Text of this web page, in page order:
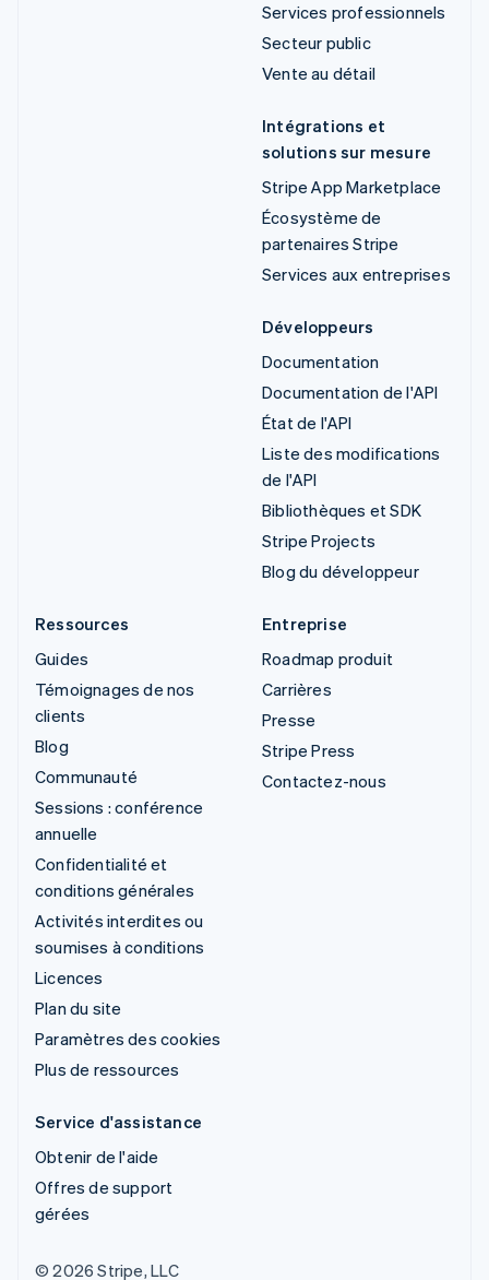
Services professionnels
Secteur public
Vente au détail
Intégrations et
solutions sur mesure
Stripe App Marketplace
Écosystème de
partenaires Stripe
Services aux entreprises
Développeurs
Documentation
Documentation de l'API
État de l'API
Liste des modifications
de l'API
Bibliothèques et SDK
Stripe Projects
Blog du développeur
Ressources
Guides
Témoignages de nos
clients
Blog
Communauté
Sessions : conférence
annuelle
Confidentialité et
conditions générales
Activités interdites ou
soumises à conditions
Licences
Plan du site
Paramètres des cookies
Plus de ressources
Entreprise
Roadmap produit
Carrières
Presse
Stripe Press
Contactez-nous
Service d'assistance
Obtenir de l'aide
Offres de support
gérées
© 2026 Stripe, LLC